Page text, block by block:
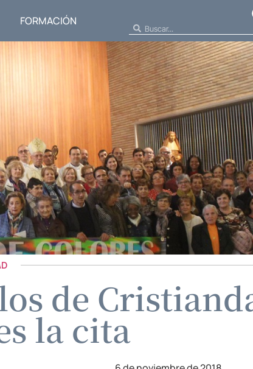
FORMACIÓN
de
la cita